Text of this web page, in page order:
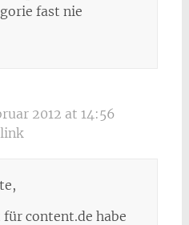
fast nie
2012 at 14:56
content.de habe